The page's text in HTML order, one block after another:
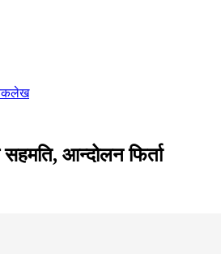
लेख
आन्दोलन फिर्ता